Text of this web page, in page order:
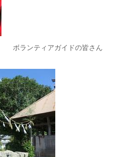
ガイドの皆さん